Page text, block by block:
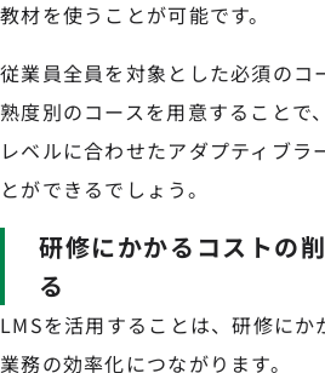
教材を使うことが可能です。
従業員全員を対象とした必須のコ
熟度別のコースを用意することで
レベルに合わせたアダプティブラ
とができるでしょう。
研修にかかるコストの
る
LMSを活用することは、研修にか
業務の効率化につながります。